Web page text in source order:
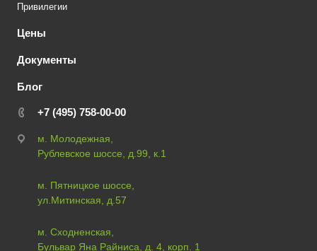
Привилегии
Цены
Документы
Блог
+7 (495) 758-00-00
м. Молодежная,
Рублевское шоссе, д.99, к.1
м. Пятницкое шоссе,
ул.Митинская, д.57
м. Сходненская,
Бульвар Яна Райниса, д. 4, корп. 1